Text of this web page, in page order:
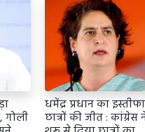
गोली
धमेंद्र प्रधान का इस्तीफा
छात्रों की जीत : कांग्रेस